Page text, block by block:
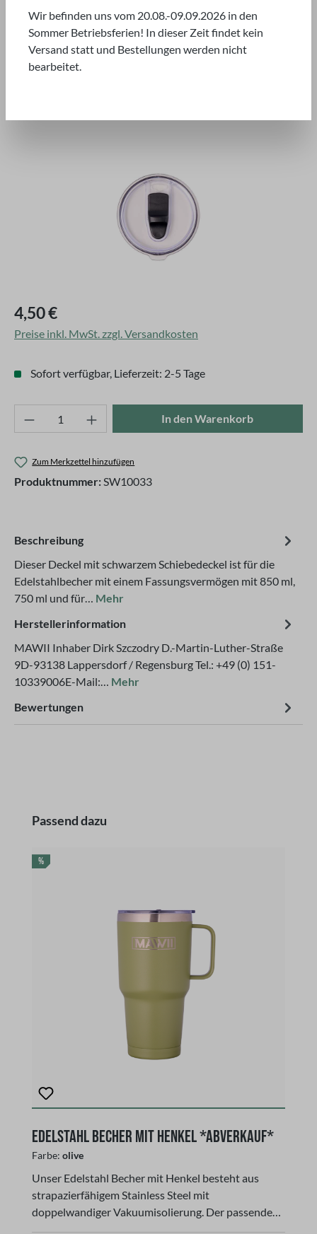
EDELSTAHLBECHER
Regulärer Preis:
4,50 €
Preise inkl. MwSt. zzgl. Versandkosten
Sofort verfügbar, Lieferzeit: 2-5 Tage
Produkt Anzahl: Gib den gewünschten
In den Warenkorb
Zum Merkzettel hinzufügen
Produktnummer:SW10033
Beschreibung
Dieser Deckel mit schwarzem Schiebedeckel ist für die
Edelstahlbecher mit einem Fassungsvermögen mit 850 ml,
750 ml und für… Mehr
Herstellerinformation
MAWII Inhaber Dirk Szczodry D.-Martin-Luther-Straße
9D-93138 Lappersdorf / Regensburg Tel.: +49 (0) 151-
10339006E-Mail:… Mehr
Bewertungen
Produktgalerie überspringen
Passend dazu
RABATT
%
Edelstahl Becher mit Henkel *Abverkauf*
Farbe: olive
Unser Edelstahl Becher mit Henkel besteht aus
strapazierfähigem Stainless Steel mit
doppelwandiger Vakuumisolierung. Der passende
Deckel mit Schiebeverschluß bietet zusätzlichen
Wir befinden uns vom 20.08.-09.09.2026 in den
Sommer Betriebsferien! In dieser Zeit findet kein
Versand statt und Bestellungen werden nicht
bearbeitet.